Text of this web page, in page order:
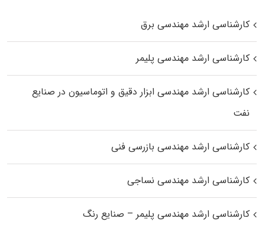
کارشناسی ارشد مهندسی برق
کارشناسی ارشد مهندسی پلیمر
کارشناسی ارشد مهندسی ابزار دقیق و اتوماسیون در صنایع
نفت
کارشناسی ارشد مهندسی بازرسی فنی
کارشناسی ارشد مهندسی نساجی
کارشناسی ارشد مهندسی پلیمر – صنایع رنگ